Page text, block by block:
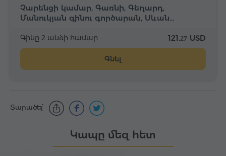
Չարենցի կամար, Գառնի, Գեղարդ,
Մանուկյան գինու գործարան, Սևան…
Գինը 2 անձի համար 121.27 USD
Գնել
Տարածել՝
Կապը մեզ հետ